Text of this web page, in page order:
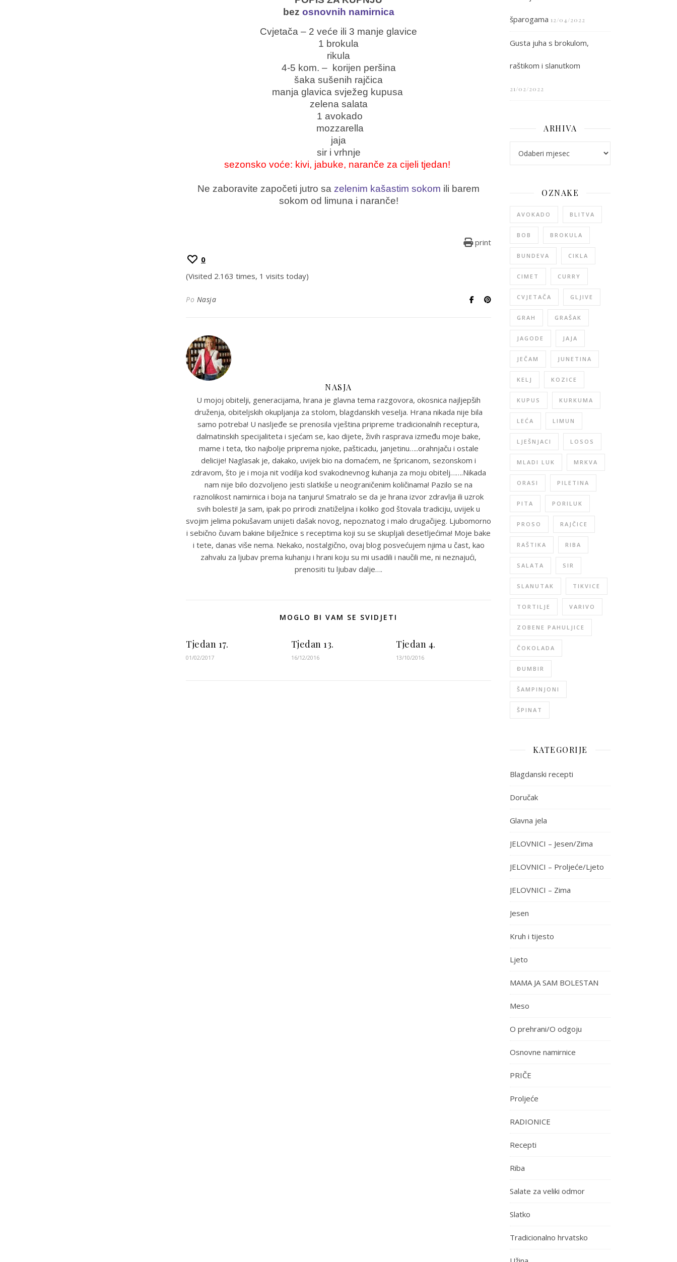
bez osnovnih namirnica
Cvjetača – 2 veće ili 3 manje glavice
1 brokula
rikula
4-5 kom. – korijen peršina
šaka sušenih rajčica
manja glavica svježeg kupusa
zelena salata
1 avokado
mozzarella
jaja
sir i vrhnje
sezonsko voće: kivi, jabuke, naranče za cijeli tjedan!
Ne zaboravite započeti jutro sa zelenim kašastim sokom ili barem
sokom od limuna i naranče!
print
0
(Visited 2.163 times, 1 visits today)
Po Nasja
NASJA
U mojoj obitelji, generacijama, hrana je glavna tema razgovora, okosnica najljepših
druženja, obiteljskih okupljanja za stolom, blagdanskih veselja. Hrana nikada nije bila
samo potreba! U nasljeđe se prenosila vještina pripreme tradicionalnih receptura,
dalmatinskih specijaliteta i sjećam se, kao dijete, živih rasprava između moje bake,
mame i teta, tko najbolje priprema njoke, pašticadu, janjetinu…..orahnjaču i ostale
delicije! Naglasak je, dakako, uvijek bio na domaćem, ne špricanom, sezonskom i
zdravom, što je i moja nit vodilja kod svakodnevnog kuhanja za moju obitelj…….Nikada
nam nije bilo dozvoljeno jesti slatkiše u neograničenim količinama! Pazilo se na
raznolikost namirnica i boja na tanjuru! Smatralo se da je hrana izvor zdravlja ili uzrok
svih bolesti! Ja sam, ipak po prirodi znatiželjna i koliko god štovala tradiciju, uvijek u
svojim jelima pokušavam unijeti dašak novog, nepoznatog i malo drugačijeg. Ljubomorno
i sebično čuvam bakine bilježnice s receptima koji su se skupljali desetljećima! Moje bake
i tete, danas više nema. Nekako, nostalgično, ovaj blog posvećujem njima u čast, kao
zahvalu za ljubav prema kuhanju i hrani koju su mi usadili i naučili me, ni neznajući,
prenositi tu ljubav dalje….
MOGLO BI VAM SE SVIDJETI
Tjedan 17.
01/02/2017
Tjedan 13.
16/12/2016
Tjedan 4.
13/10/2016
šparogama 12/04/2022
Gusta juha s brokulom,
raštikom i slanutkom
21/02/2022
ARHIVA
OZNAKE
AVOKADO BLITVA
BOB BROKULA
BUNDEVA CIKLA
CIMET CURRY
CVJETAČA GLJIVE
GRAH GRAŠAK
JAGODE JAJA
JEČAM JUNETINA
KELJ KOZICE
KUPUS KURKUMA
LEĆA LIMUN
LJEŠNJACI LOSOS
MLADI LUK MRKVA
ORASI PILETINA
PITA PORILUK
PROSO RAJČICE
RAŠTIKA RIBA
SALATA SIR
SLANUTAK TIKVICE
TORTILJE VARIVO
ZOBENE PAHULJICE
ČOKOLADA
ĐUMBIR
ŠAMPINJONI
ŠPINAT
KATEGORIJE
Blagdanski recepti
Doručak
Glavna jela
JELOVNICI – Jesen/Zima
JELOVNICI – Proljeće/Ljeto
JELOVNICI – Zima
Jesen
Kruh i tijesto
Ljeto
MAMA JA SAM BOLESTAN
Meso
O prehrani/O odgoju
Osnovne namirnice
PRIČE
Proljeće
RADIONICE
Recepti
Riba
Salate za veliki odmor
Slatko
Tradicionalno hrvatsko